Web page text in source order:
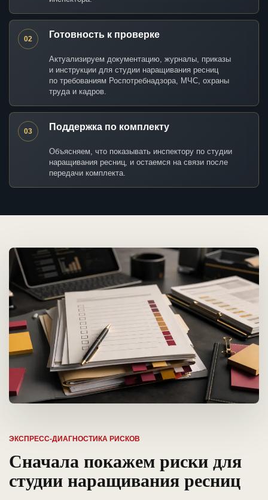
02 Готовность к проверке
Актуализируем документацию, журналы, приказы
и инструкции для студии наращивания ресниц
по требованиям Роспотребнадзора, МЧС, охраны
труда и кадров.
03 Поддержка по комплекту
Объясняем, что показывать инспектору по студии
наращивания ресниц, и остаемся на связи после
передачи комплекта.
ЭКСПРЕСС-ДИАГНОСТИКА РИСКОВ
Сначала покажем риски для
студии наращивания ресниц